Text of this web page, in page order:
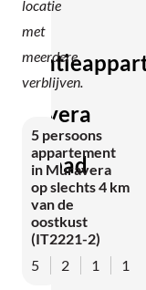
dorp.
Muravera
zwembad
residence
bestaat
locatie
met
meerdere
verblijven.
5 persoons
appartement
in Muravera
op slechts 4 km
van de
oostkust
(IT2221-2)
5
2 1 1